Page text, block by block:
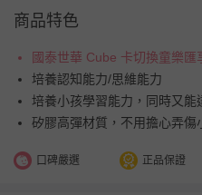
商品特色
國泰世華 Cube 卡切換童樂匯
培養認知能力/思維能力
培養小孩學習能力，同時又能
矽膠高彈材質，不用擔心弄傷
口碑嚴選 正品保證